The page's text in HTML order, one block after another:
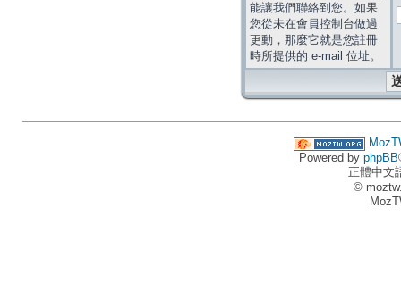
能讓我們聯絡到您。如果
您從未在會員控制台做過
更動，那麼它就是您註冊
時所提供的 e-mail 位址。
Powered by phpBB
正體中文
©